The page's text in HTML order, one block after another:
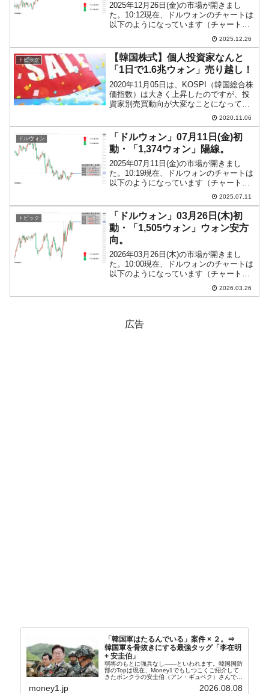
2025年12月26日(金)の市場が開きまし
た。10:12現在、ドルウォンのチャートは
以下のようになっています（チャートは
『Investing.com』より引用）。24日はド
ーンをウォン高方向に動き、その翌日は
韓国はクリスマスで祝日。――で...
2025.12.26
トピック
【韓国株式】個人投資家なんと
「1日で1.6兆ウォン」売り越し！
2020年11月05日は、KOSPI（韓国総合株
価指数）は大きく上昇したのですが、投
資家別売買動向が大変なことになってい
ました。以下です。なんと、個人投資が
「1兆6,218億ウォン」も売り越していま
す。一方の外国人投資家は買い越しです
が、金...
2020.11.06
ドルウォン
「ドルウォン」07月11日(金)初
動・「1,374ウォン」陽線。
2025年07月11日(金)の市場が開きまし
た。10:19現在、ドルウォンのチャートは
以下のようになっています（チャートは
『Investing.com』より引用）。陽線とな
っており、現在のところ「1ドル＝1,374
ウォン」近辺の攻防となって...
2025.07.11
トピック
「ドルウォン」03月26日(木)初
動・「1,505ウォン」ウォン安方
向。
2026年03月26日(木)の市場が開きまし
た。10:00現在、ドルウォンのチャートは
以下のようになっています（チャートは
『Investing.com』より引用）。結局、前
日は陽線で締まり、本日はそれを受けて
2026.03.26
広告
「韓国軍はたるんでいる」案件 × ２。⇒
韓国軍を骨抜きにする最強タッグ「李在明
+ 安圭伯」
弱将のもとに強兵なし――といわれます。韓国国防
部のTopは現在、Money1でもしつこくご紹介して
きたボンクラの安圭伯（アン・ギュベク）さんで
さんと「韓国初の文官上がり」の国防部長官安圭伯
money1.jp 2026.08.08